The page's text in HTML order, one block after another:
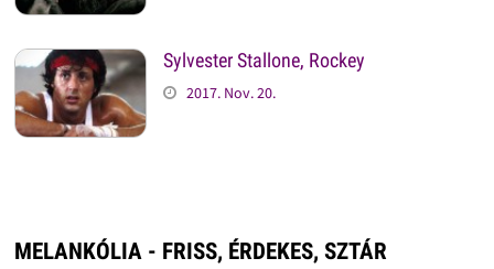
Sylvester Stallone, Rockey
2017. Nov. 20.
MELANKÓLIA - FRISS, ÉRDEKES, SZTÁR